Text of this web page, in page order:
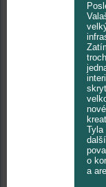
Tyla
o
a